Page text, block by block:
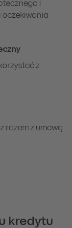
i
oczekiwania
z
razem z umową
kredytu